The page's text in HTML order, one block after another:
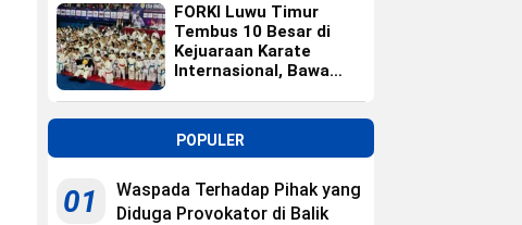
FORKI Luwu Timur
Tembus 10 Besar di
Kejuaraan Karate
Internasional, Bawa
POPULER
01
Waspada Terhadap Pihak yang
Diduga Provokator di Balik